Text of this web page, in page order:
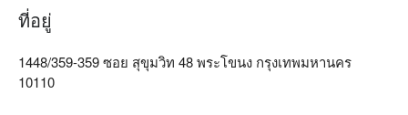
จะเป็นคู่รัก เพื่อน หรือมาเที่ยวคนเดียว Sense Cera Spa คือทาง
เลือกที่เหมาะสมสำหรับคุณ จองผ่าน FunNow เพื่อรับส่วนลด!
ที่อยู่
1448/359-359 ซอย สุขุมวิท 48 พระโขนง กรุงเทพมหานคร
10110